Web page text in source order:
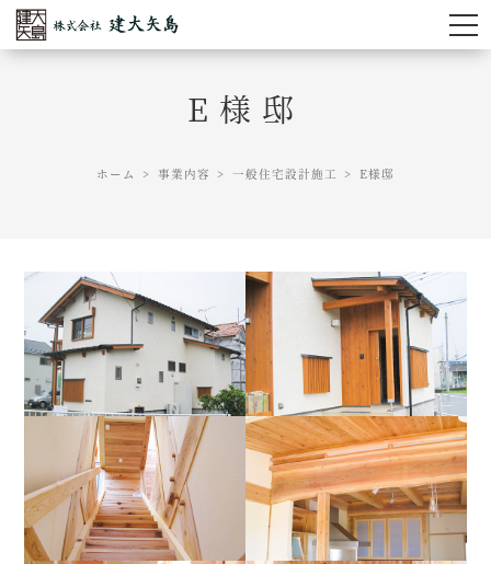
E様邸
ホーム 事業内容 一般住宅設計施工 E様邸